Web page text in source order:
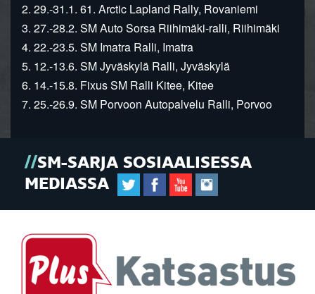
2. 29.-31.1. 61. Arctic Lapland Rally, Rovaniemi
3. 27.-28.2. SM Auto Sorsa Riihimäki-ralli, Riihimäki
4. 22.-23.5. SM Imatra Ralli, Imatra
5. 12.-13.6. SM Jyväskylä Ralli, Jyväskylä
6. 14.-15.8. Fixus SM Ralli Kitee, Kitee
7. 25.-26.9. SM Porvoon Autopalvelu Ralli, Porvoo
SM-SARJA SOSIAALISESSA
MEDIASSA